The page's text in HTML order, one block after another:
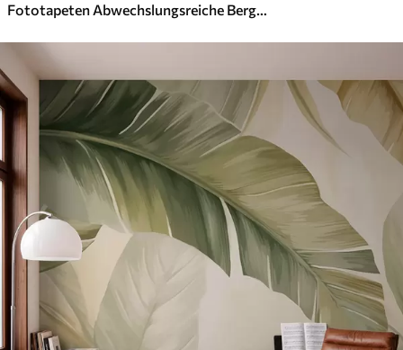
Fototapeten Abwechslungsreiche Berglandschaft